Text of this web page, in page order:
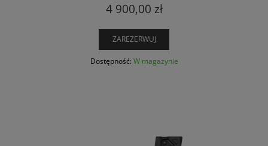
4 900,00 zł
ZAREZERWUJ
Dostępność: W magazynie